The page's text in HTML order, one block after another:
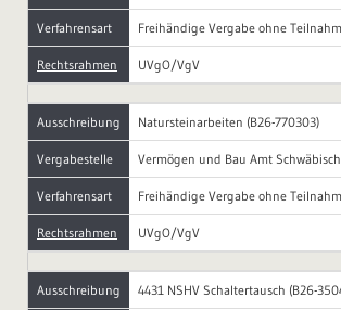
Verfahrensart Freihändige Vergabe ohne
Rechtsrahmen UVgO/VgV
Ausschreibung Natursteinarbeiten (B26-770303)
Vergabestelle Vermögen und Bau Amt
Verfahrensart Freihändige Vergabe ohne
Rechtsrahmen UVgO/VgV
Ausschreibung 4431 NSHV Schaltertausch (B26-